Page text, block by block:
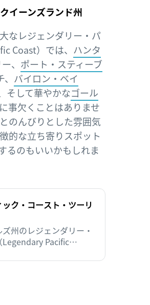
イーンズランド州
なレジェンダリー・パ
Coast）では、 ハンタ
、 ポート・スティーブ
バイロン・ベイ
そして華やかなゴール
事欠くことはありませ
のんびりとした雰囲気
的な立ち寄りスポット
るのもいいかもしれま
ク・コースト・ツーリ
州のレジェンダリー・
Legendary Pacific
インから、輝くビーチ
ろている、ドライブに